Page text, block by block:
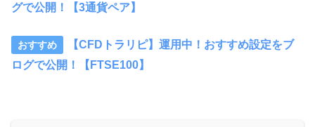
グで公開！【3通貨ペア】
【CFDトラリピ】運用中！おすすめ設定をブ
ログで公開！【FTSE100】